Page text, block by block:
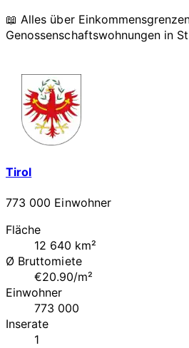
📖 Alles über
Genossenschaftswohnungen in
Tirol
773 000 Einwohner
Fläche
12 640 km²
Ø Bruttomiete
€20.90/m²
Einwohner
773 000
Inserate
1